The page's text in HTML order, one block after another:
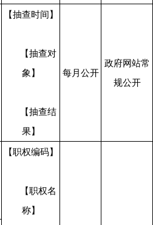
【抽查时间】
象】
果】
每月公开
政府网站常
规公开
【职权编码】
称】